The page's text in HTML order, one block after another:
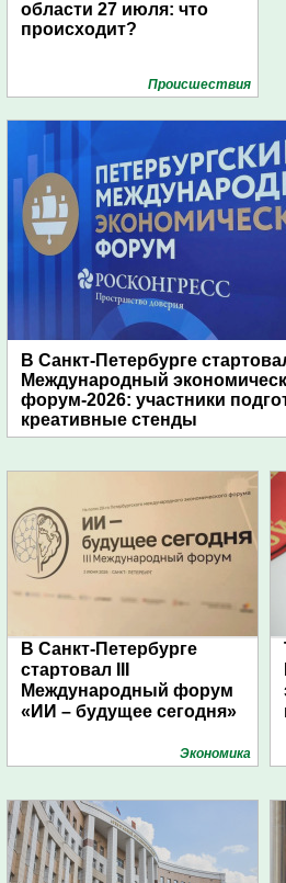
области 27 июля: что
происходит?
Проиcшествия
В Санкт-Петербурге
Международный
форум-2026: участники
креативные стенды
В Санкт-Петербурге
стартовал III
Международный форум
«ИИ – будущее сегодня»
Экономика